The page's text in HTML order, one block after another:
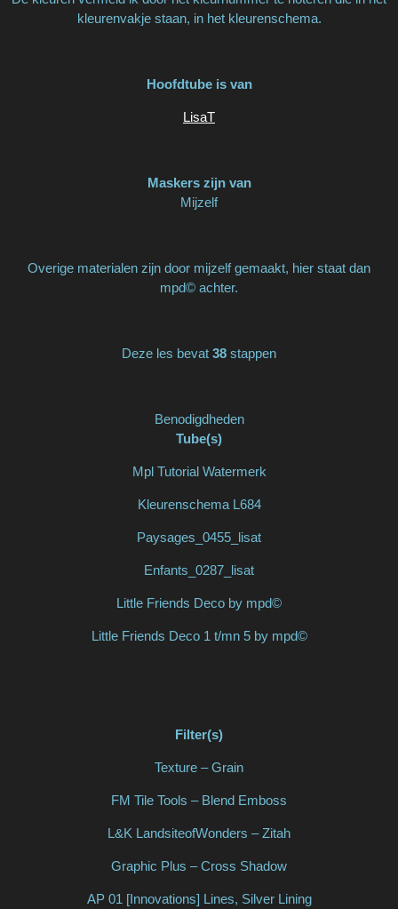
kleurenvakje staan, in het kleurenschema.
Hoofdtube is van
LisaT
Maskers zijn van
Mijzelf
Overige materialen zijn door mijzelf gemaakt, hier staat dan
mpd© achter.
Deze les bevat 38 stappen
Benodigdheden
Tube(s)
Mpl Tutorial Watermerk
Kleurenschema L684
Paysages_0455_lisat
Enfants_0287_lisat
Little Friends Deco by mpd©
Little Friends Deco 1 t/mn 5 by mpd©
Filter(s)
Texture – Grain
FM Tile Tools – Blend Emboss
L&K LandsiteofWonders – Zitah
Graphic Plus – Cross Shadow
AP 01 [Innovations] Lines, Silver Lining